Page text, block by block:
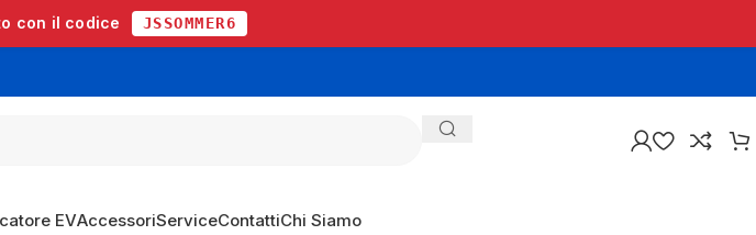
EVAccessoriServiceContattiChi Siamo
con il codice JSSOMMER6